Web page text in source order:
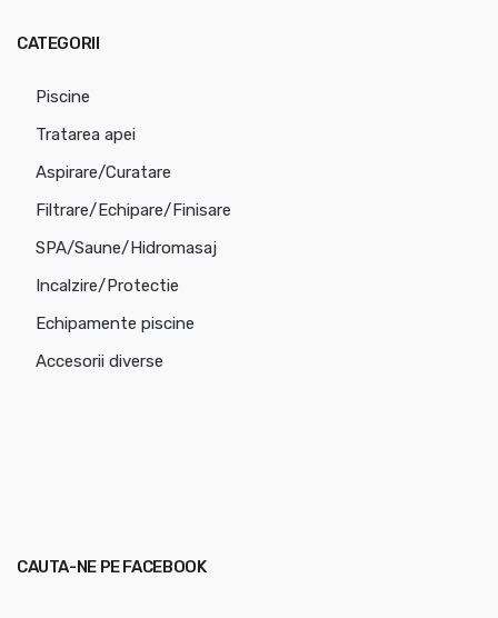
CATEGORII
Piscine
Tratarea apei
Aspirare/Curatare
Filtrare/Echipare/Finisare
SPA/Saune/Hidromasaj
Incalzire/Protectie
Echipamente piscine
Accesorii diverse
CAUTA-NE PE FACEBOOK